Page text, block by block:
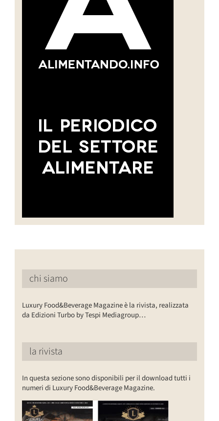
chi siamo
Luxury Food&Beverage Magazine è la rivista, realizzata
da Edizioni Turbo by Tespi Mediagroup…
la rivista
In questa sezione sono disponibili per il download tutti i
numeri di Luxury Food&Beverage Magazine.